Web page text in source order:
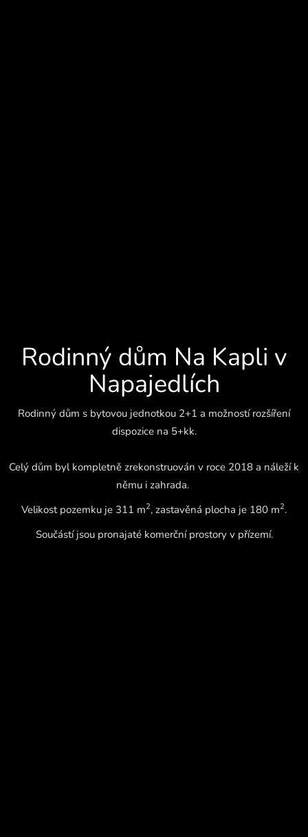
Rodinný dům Na Kapli v
Napajedlích
Rodinný dům s bytovou jednotkou 2+1 a možností rozšíření
dispozice na 5+kk.
Celý dům byl kompletně zrekonstruován v roce 2018 a náleží k
němu i zahrada.
Velikost pozemku je 311 m2, zastavěná plocha je 180 m2.
Součástí jsou pronajaté komerční prostory v přízemí.